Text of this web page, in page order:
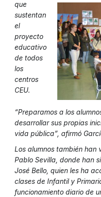
que
sustentan
el
proyecto
educativo
de todos
los
centros
CEU.
“Preparamos a los
desarrollar sus propias
vida pública”, afirmó
Los alumnos también han
Pablo Sevilla, donde han
José Bello, quien les ha
clases de Infantil y
funcionamiento diario de